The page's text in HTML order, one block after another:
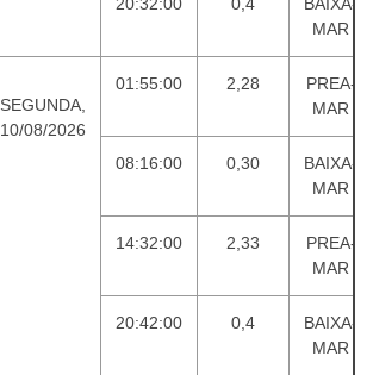
MAR
SEGUNDA,
10/08/2026
01:55:00 2,28
PREA-
MAR
08:16:00 0,30
BAIXA-
MAR
14:32:00 2,33
PREA-
MAR
20:42:00 0,4
BAIXA-
MAR